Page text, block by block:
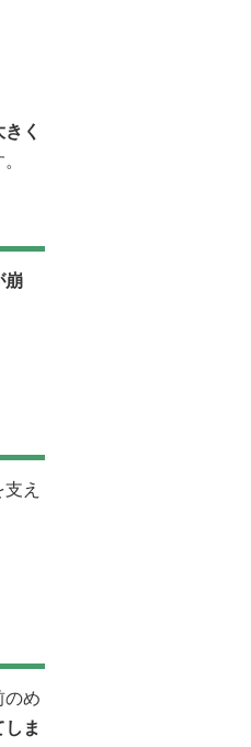
く
崩
え
のめ
ま